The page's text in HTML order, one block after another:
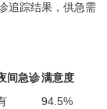
追踪结果，供急需
间急诊满意度
94.5%